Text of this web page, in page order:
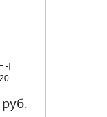
-]
руб.